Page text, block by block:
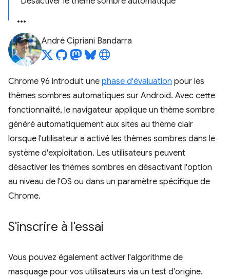
André Cipriani Bandarra
Chrome 96 introduit une phase d'évaluation pour les
thèmes sombres automatiques sur Android. Avec cette
fonctionnalité, le navigateur applique un thème sombre
généré automatiquement aux sites au thème clair
lorsque l'utilisateur a activé les thèmes sombres dans le
système d'exploitation. Les utilisateurs peuvent
désactiver les thèmes sombres en désactivant l'option
au niveau de l'OS ou dans un paramètre spécifique de
Chrome.
S'inscrire à l'essai
Vous pouvez également activer l'algorithme de
masquage pour vos utilisateurs via un test d'origine.